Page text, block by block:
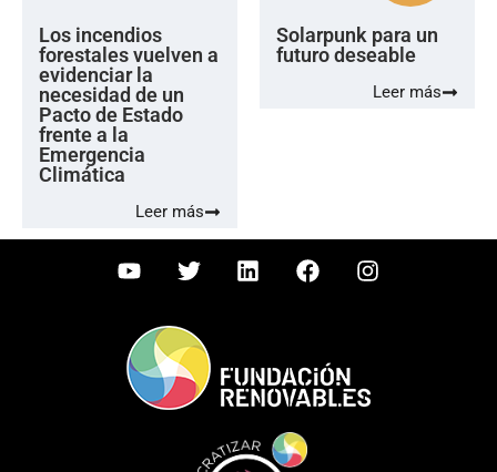
Los incendios
forestales vuelven a
evidenciar la
necesidad de un
Pacto de Estado
frente a la
Emergencia
Climática
Leer más
Solarpunk para un
futuro deseable
Leer más